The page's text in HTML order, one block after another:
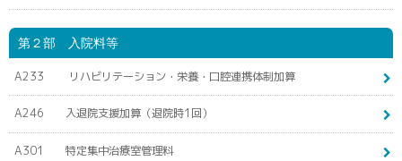
第２部 入院料等
A233 リハビリテーション・栄養・口腔連携体制加算
A246 入退院支援加算（退院時1回）
A301 特定集中治療室管理料